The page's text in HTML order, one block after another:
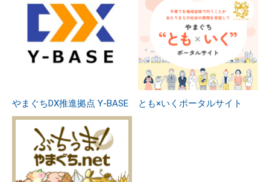
やまぐちDX推進拠点 Y-BASE とも×いくポータルサイト